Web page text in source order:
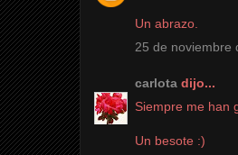
Un abrazo.
25 de noviembre
carlota dijo...
Siempre me han
Un besote :)